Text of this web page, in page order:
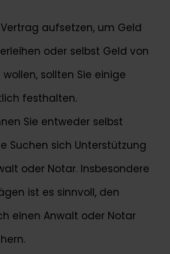
aufsetzen, um Geld
oder selbst Geld von
sollten Sie einige
festhalten.
Sie entweder selbst
Suchen sich Unterstützung
oder Notar. Insbesondere
ist es sinnvoll, den
einen Anwalt oder Notar